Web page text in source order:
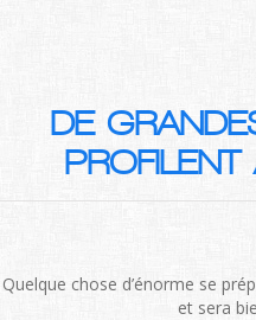
DE
PROFILENT
Quelque chose d’énorme se
et sera